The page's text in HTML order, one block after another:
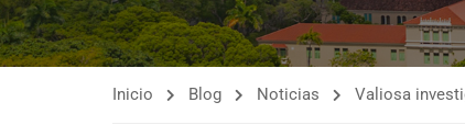
Inicio Blog Noticias Valiosa